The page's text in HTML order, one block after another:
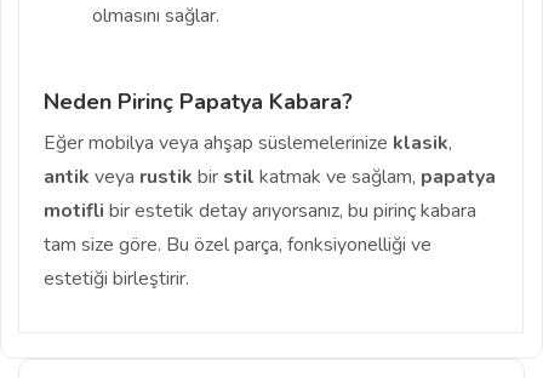
olmasını sağlar.
Neden Pirinç Papatya Kabara?
Eğer mobilya veya ahşap süslemelerinize klasik,
antik veya rustik bir stil katmak ve sağlam, papatya
motifli bir estetik detay arıyorsanız, bu pirinç kabara
tam size göre. Bu özel parça, fonksiyonelliği ve
estetiği birleştirir.